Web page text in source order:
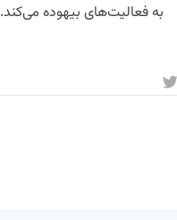
به فعالیت‌های بیهوده می‌کند.